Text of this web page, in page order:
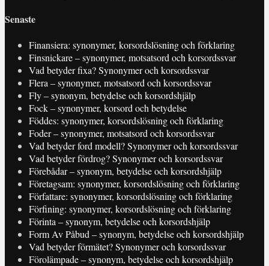
Senaste
Finansiera: synonymer, korsordslösning och förklaring
Finsnickare – synonymer, motsatsord och korsordssvar
Vad betyder fixa? Synonymer och korsordssvar
Flera – synonymer, motsatsord och korsordssvar
Fly – synonym, betydelse och korsordshjälp
Fock – synonymer, korsord och betydelse
Föddes: synonymer, korsordslösning och förklaring
Foder – synonymer, motsatsord och korsordssvar
Vad betyder ford modell? Synonymer och korsordssvar
Vad betyder fördrog? Synonymer och korsordssvar
Förebådar – synonym, betydelse och korsordshjälp
Företagsam: synonymer, korsordslösning och förklaring
Författare: synonymer, korsordslösning och förklaring
Förfining: synonymer, korsordslösning och förklaring
Förinta – synonym, betydelse och korsordshjälp
Form Av Påbud – synonym, betydelse och korsordshjälp
Vad betyder förmätet? Synonymer och korsordssvar
Förolämpade – synonym, betydelse och korsordshjälp